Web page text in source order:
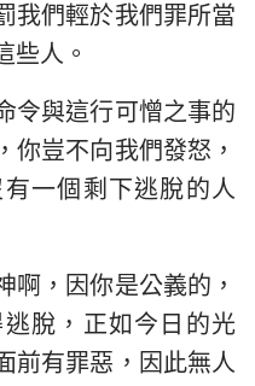
我們輕於我們罪所當
些人。
令與這行可憎之事的
你豈不向我們發怒，
一個剩下逃脫的人
，因你是公義的，
脫，正如今日的光
前有罪惡，因此無人